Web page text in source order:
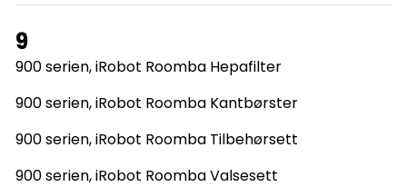
9
900 serien, iRobot Roomba Hepafilter
900 serien, iRobot Roomba Kantbørster
900 serien, iRobot Roomba Tilbehørsett
900 serien, iRobot Roomba Valsesett